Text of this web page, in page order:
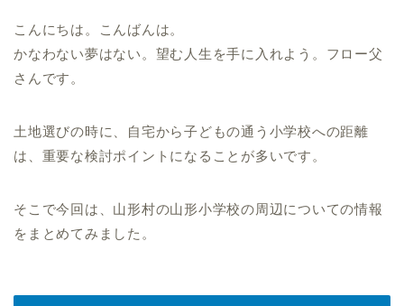
こんにちは。こんばんは。
かなわない夢はない。望む人生を手に入れよう。フロー父
さんです。
土地選びの時に、自宅から子どもの通う小学校への距離
は、重要な検討ポイントになることが多いです。
そこで今回は、山形村の山形小学校の周辺についての情報
をまとめてみました。